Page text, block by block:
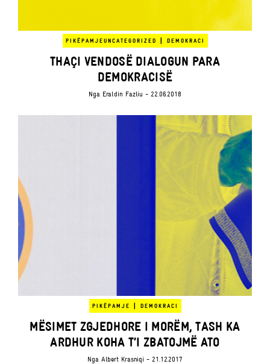
PIKËPAMJEUNCATEGORIZED | DEMOKRACI
THAÇI VENDOSË DIALOGUN PARA
DEMOKRACISË
Nga Eraldin Fazliu - 22.06.2018
PIKËPAMJE | DEMOKRACI
MËSIMET ZGJEDHORE I MORËM, TASH KA
ARDHUR KOHA T’I ZBATOJMË ATO
Nga Albert Krasniqi - 21.12.2017